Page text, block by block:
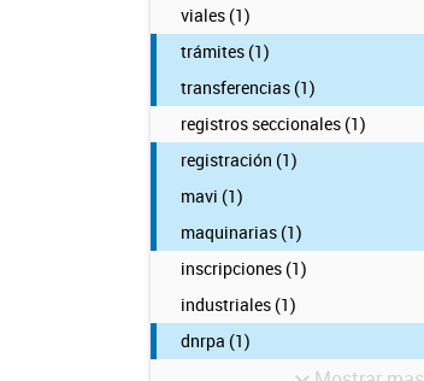
viales (1)
trámites (1)
transferencias (1)
registros seccionales (1)
registración (1)
mavi (1)
maquinarias (1)
inscripciones (1)
industriales (1)
dnrpa (1)